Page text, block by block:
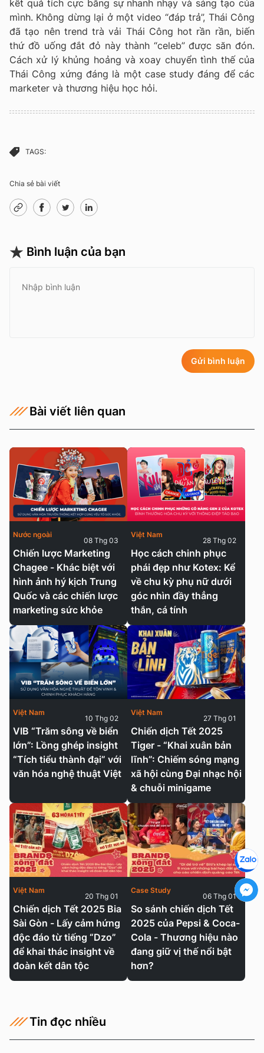
kết quả tích cực bằng sự nhanh nhạy và sáng tạo của
mình. Không dừng lại ở một video “đáp trả”, Thái Công
đã tạo nên trend trà vải Thái Công hot rần rần, biến
thứ đồ uống đắt đỏ này thành “celeb” được săn đón.
Cách xử lý khủng hoảng và xoay chuyển tình thế của
Thái Công xứng đáng là một case study đáng để các
marketer và thương hiệu học hỏi.
TAGS:
Chia sẻ bài viết
Bình luận của bạn
Gửi bình luận
Bài viết liên quan
Chiến lược Marketing
Chagee - Khác biệt với
hình ảnh hý kịch Trung
Quốc và các chiến lược
marketing sức khỏe
Nước ngoài
08 Thg 03
Học cách chinh phục
phái đẹp như Kotex: Kể
về chu kỳ phụ nữ dưới
góc nhìn đầy thẳng
thắn, cá tính
Việt Nam
28 Thg 02
VIB “Trăm sông về biển
lớn”: Lồng ghép insight
“Tích tiểu thành đại” với
văn hóa nghệ thuật Việt
Việt Nam
10 Thg 02
Chiến dịch Tết 2025
Tiger - “Khai xuân bản
lĩnh”: Chiếm sóng mạng
xã hội cùng Đại nhạc hội
& chuỗi minigame
Việt Nam
27 Thg 01
Chiến dịch Tết 2025 Bia
Sài Gòn - Lấy cảm hứng
độc đáo từ tiếng “Dzo”
để khai thác insight về
đoàn kết dân tộc
Việt Nam
20 Thg 01
So sánh chiến dịch Tết
2025 của Pepsi & Coca-
Cola - Thương hiệu nào
đang giữ vị thế nổi bật
hơn?
Case Study
06 Thg 01
Tin đọc nhiều